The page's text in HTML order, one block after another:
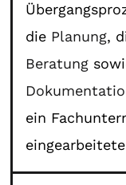
die Planung,
Beratung
ein